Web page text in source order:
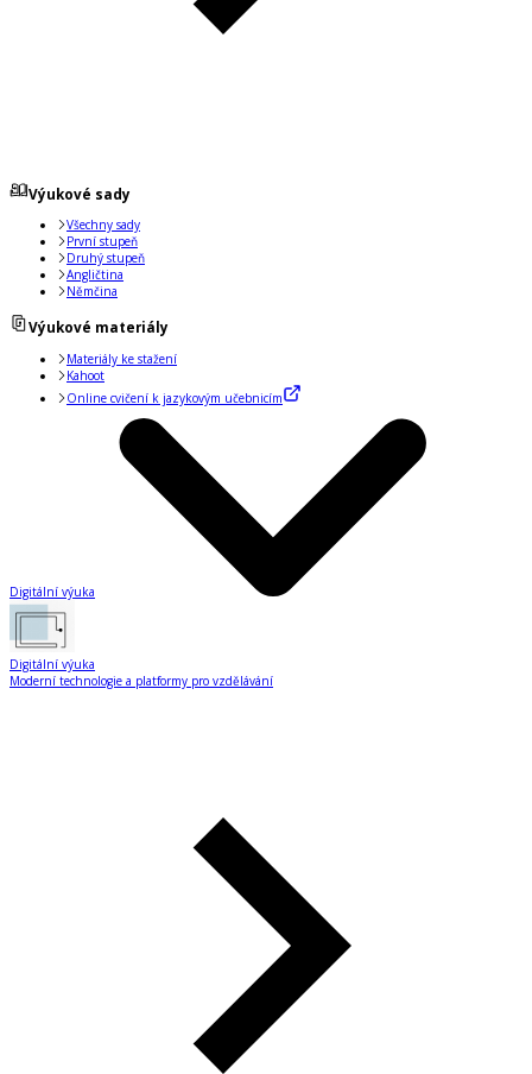
Výukové sady
Všechny sady
První stupeň
Druhý stupeň
Angličtina
Němčina
Výukové materiály
Materiály ke stažení
Kahoot
Online cvičení k jazykovým učebnicím
Digitální výuka
Digitální výuka
Moderní technologie a platformy pro vzdělávání